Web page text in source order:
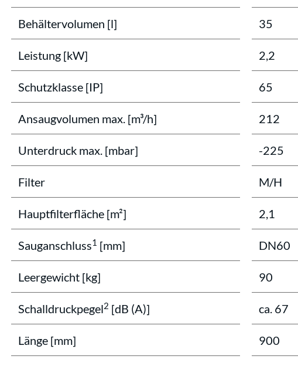
Behältervolumen [l] 35
Leistung [kW] 2,2
Schutzklasse [IP] 65
Ansaugvolumen max. [m³/h] 212
Unterdruck max. [mbar] -225
Filter M/H
Hauptfilterfläche [m²] 2,1
Sauganschluss1 [mm] DN60
Leergewicht [kg] 90
Schalldruckpegel2 [dB (A)] ca. 67
Länge [mm] 900